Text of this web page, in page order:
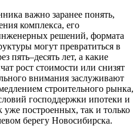
важно заранее понять,
комплекса, его
решений, формата
могут превратиться в
пять–десять лет, а какие
рост стоимости или снизят
внимания заслуживают
строительного рынка,
господдержки ипотеки и
построенных, так и только
берегу Новосибирска.